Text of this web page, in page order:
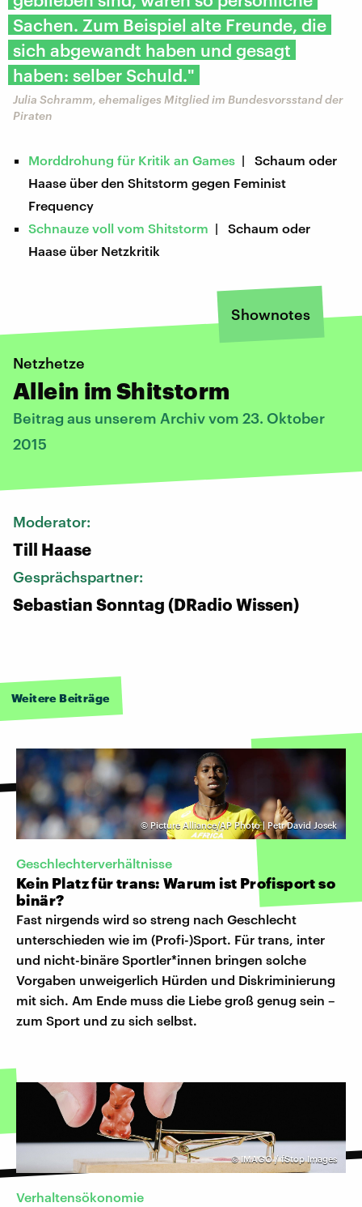
Sachen. Zum Beispiel alte Freunde, die
sich abgewandt haben und gesagt
haben: selber Schuld."
Julia Schramm, ehemaliges Mitglied im Bundesvorsstand der
Piraten
Morddrohung für Kritik an Games | Schaum oder
Haase über den Shitstorm gegen Feminist
Frequency
Schnauze voll vom Shitstorm | Schaum oder
Haase über Netzkritik
Shownotes
Netzhetze
Allein im Shitstorm
Beitrag aus unserem Archiv vom 23. Oktober
2015
Moderator:
Till Haase
Gesprächspartner:
Sebastian Sonntag (DRadio Wissen)
Weitere Beiträge
©Picture Alliance/AP Photo | Petr David Josek
Geschlechterverhältnisse
Kein Platz für trans: Warum ist Profisport so
binär?
Fast nirgends wird so streng nach Geschlecht
unterschieden wie im (Profi-)Sport. Für trans, inter
und nicht-binäre Sportler*innen bringen solche
Vorgaben unweigerlich Hürden und Diskriminierung
mit sich. Am Ende muss die Liebe groß genug sein –
zum Sport und zu sich selbst.
©IMAGO / fStop Images
Verhaltensökonomie